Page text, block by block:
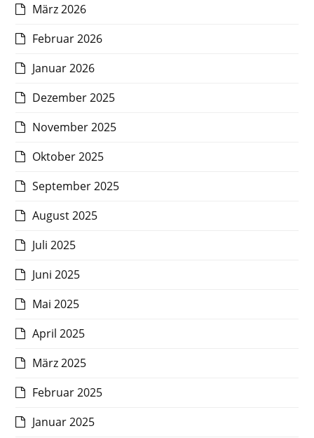
März 2026
Februar 2026
Januar 2026
Dezember 2025
November 2025
Oktober 2025
September 2025
August 2025
Juli 2025
Juni 2025
Mai 2025
April 2025
März 2025
Februar 2025
Januar 2025